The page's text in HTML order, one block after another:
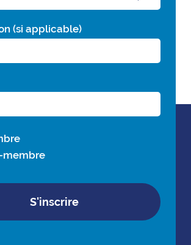
(si applicable)
membre
S'inscrire